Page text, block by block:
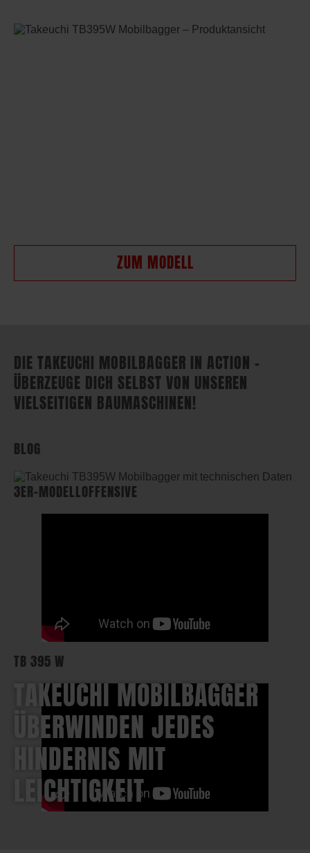
TAKEUCHI MOBILBAGGER
ÜBERWINDEN JEDES
HINDERNIS MIT
LEICHTIGKEIT
ZUM MODELL
DIE TAKEUCHI MOBILBAGGER IN ACTION –
ÜBERZEUGE DICH SELBST VON UNSEREN
VIELSEITIGEN BAUMASCHINEN!
BLOG
3ER-MODELLOFFENSIVE
TB 395 W